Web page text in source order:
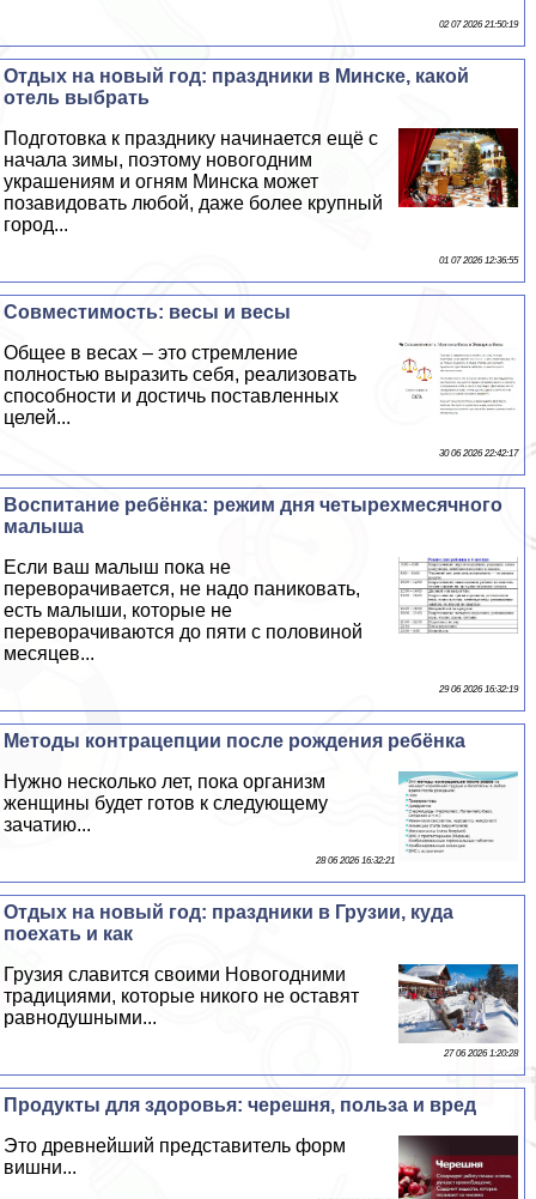
02 07 2026 21:50:19
Отдых на новый год: праздники в Минске, какой
отель выбрать
Подготовка к празднику начинается ещё с
начала зимы, поэтому новогодним
украшениям и огням Минска может
позавидовать любой, даже более крупный
город...
01 07 2026 12:36:55
Совместимость: весы и весы
Общее в весах – это стремление
полностью выразить себя, реализовать
способности и достичь поставленных
целей...
30 06 2026 22:42:17
Воспитание ребёнка: режим дня четырехмecячного
малыша
Если ваш малыш пока не
переворачивается, не надо паниковать,
есть малыши, которые не
переворачиваются до пяти с половиной
месяцев...
29 06 2026 16:32:19
Методы кoнтpaцепции после рождения ребёнка
Нужно несколько лет, пока организм
женщины будет готов к следующему
зачатию...
28 06 2026 16:32:21
Отдых на новый год: праздники в Грузии, куда
поехать и как
Грузия славится своими Новогодними
традициями, которые никого не оставят
равнодушными...
27 06 2026 1:20:28
Продукты для здоровья: черешня, польза и вред
Это древнейший представитель форм
вишни...